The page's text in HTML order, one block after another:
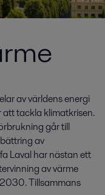
av världens energi
att tackla klimatkrisen.
går till
av
Laval har nästan ett
av värme
Tillsammans